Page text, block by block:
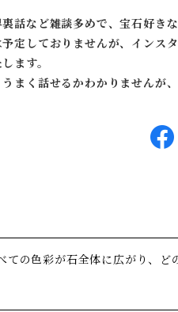
話など雑談多めで、宝石好き
定しておりませんが、イン
ます。
まく話せるかわかりませんが
ての色彩が石全体に広がり、